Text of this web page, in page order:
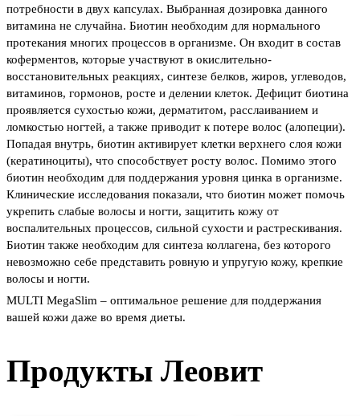
потребности в двух капсулах. Выбранная дозировка данного
витамина не случайна. Биотин необходим для нормального
протекания многих процессов в организме. Он входит в состав
коферментов, которые участвуют в окислительно-
восстановительных реакциях, синтезе белков, жиров, углеводов,
витаминов, гормонов, росте и делении клеток. Дефицит биотина
проявляется сухостью кожи, дерматитом, расслаиванием и
ломкостью ногтей, а также приводит к потере волос (алопеции).
Попадая внутрь, биотин активирует клетки верхнего слоя кожи
(кератиноциты), что способствует росту волос. Помимо этого
биотин необходим для поддержания уровня цинка в организме.
Клинические исследования показали, что биотин может помочь
укрепить слабые волосы и ногти, защитить кожу от
воспалительных процессов, сильной сухости и растрескивания.
Биотин также необходим для синтеза коллагена, без которого
невозможно себе представить ровную и упругую кожу, крепкие
волосы и ногти.
MULTI MegaSlim – оптимальное решение для поддержания
вашей кожи даже во время диеты.
Продукты Леовит